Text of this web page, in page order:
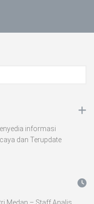
informasi
dan Terupdate